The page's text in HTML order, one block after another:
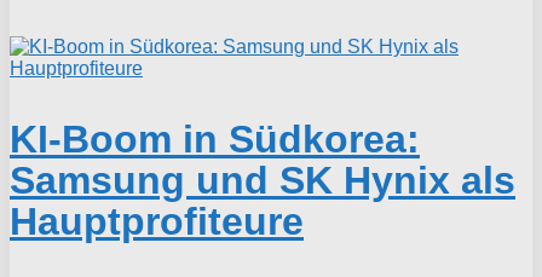
KI-Boom in Südkorea:
Samsung und SK Hynix als
Hauptprofiteure